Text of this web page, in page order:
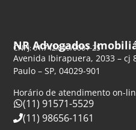
NR Advogados
CNPJ: 61.742.849/0001-25
Avenida Ibirapuera, 2033 – cj
Paulo – SP, 04029-901
Horário de atendimento on-
(11) 91571-5529
(11) 98656-1161